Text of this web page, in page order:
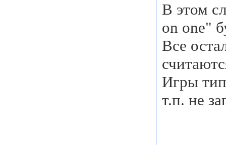
В этом
on one"
Все
Игры
т.п. не